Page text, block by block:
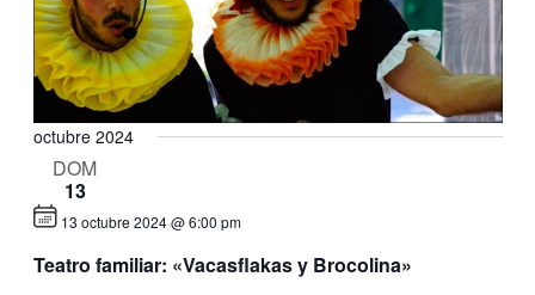
octubre 2024
DOM
13
Teatro familiar: «Vacasflakas y Brocolina»
13 octubre 2024 @ 6:00 pm